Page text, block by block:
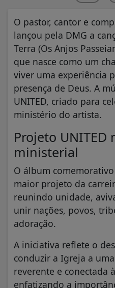
O pastor, cantor e
lançou pela DMG a
Terra (Os Anjos
que nasce como um
viver uma experiência
presença de Deus. A
UNITED, criado para
ministério do artista.
Projeto UNITED
ministerial
O álbum
maior projeto da
reunindo unidade,
unir nações, povos,
adoração.
A iniciativa reflete o
conduzir a Igreja a
reverente e conectada
enfatizando a